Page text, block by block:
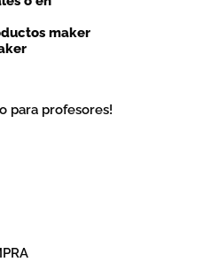
maker
para profesores!